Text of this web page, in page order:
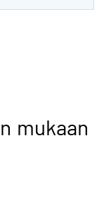
mukaan